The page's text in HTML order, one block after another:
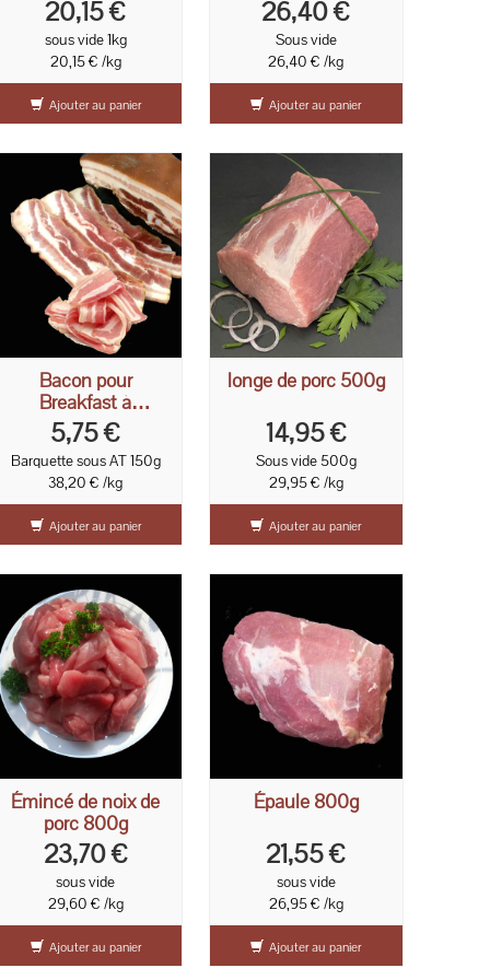
20,15 €
sous vide 1kg
20,15 € /kg
Ajouter au panier
26,40 €
Sous vide
26,40 € /kg
Ajouter au panier
Bacon pour
Breakfast à
l'anglaise 150g
5,75 €
Barquette sous AT 150g
38,20 € /kg
Ajouter au panier
longe de porc 500g
14,95 €
Sous vide 500g
29,95 € /kg
Ajouter au panier
Émincé de noix de
porc 800g
23,70 €
sous vide
29,60 € /kg
Ajouter au panier
Épaule 800g
21,55 €
sous vide
26,95 € /kg
Ajouter au panier